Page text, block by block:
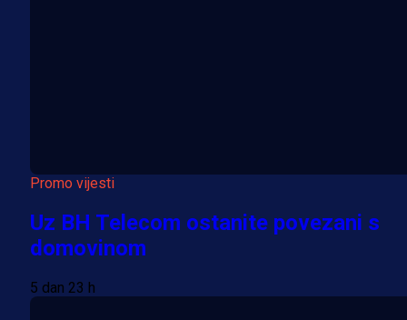
Promo vijesti
Uz BH Telecom ostanite povezani s
domovinom
5 dan 23 h